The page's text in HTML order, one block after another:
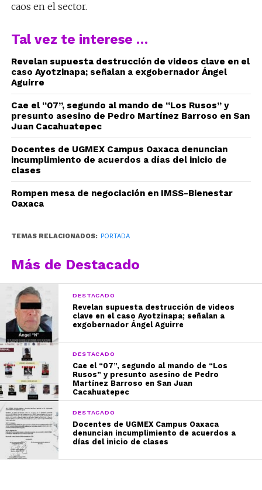
caos en el sector.
Tal vez te interese …
Revelan supuesta destrucción de videos clave en el
caso Ayotzinapa; señalan a exgobernador Ángel
Aguirre
Cae el “07”, segundo al mando de “Los Rusos” y
presunto asesino de Pedro Martínez Barroso en San
Juan Cacahuatepec
Docentes de UGMEX Campus Oaxaca denuncian
incumplimiento de acuerdos a días del inicio de
clases
Rompen mesa de negociación en IMSS-Bienestar
Oaxaca
TEMAS RELACIONADOS: PORTADA
Más de Destacado
DESTACADO
Revelan supuesta destrucción de videos
clave en el caso Ayotzinapa; señalan a
exgobernador Ángel Aguirre
DESTACADO
Cae el “07”, segundo al mando de “Los
Rusos” y presunto asesino de Pedro
Martínez Barroso en San Juan
Cacahuatepec
DESTACADO
Docentes de UGMEX Campus Oaxaca
denuncian incumplimiento de acuerdos a
días del inicio de clases